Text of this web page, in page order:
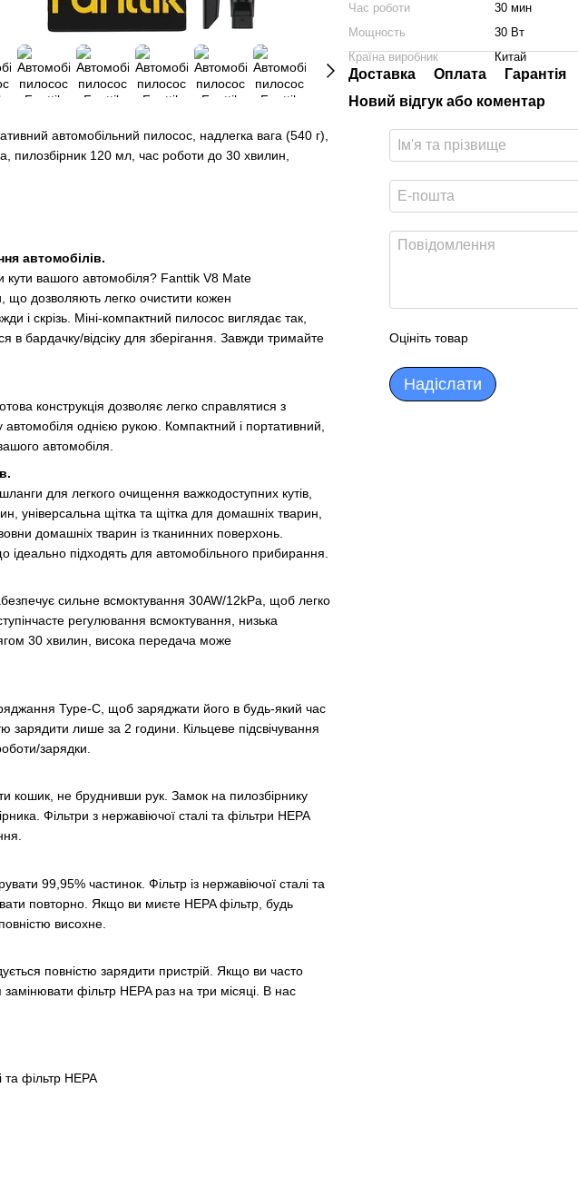
автомобільний пилосос, надлегка вага (540 г),
пилозбірник 120 мл, час роботи до 30 хвилин,
автомобілів.
кути вашого автомобіля? Fanttik V8 Mate
що дозволяють легко очистити кожен
і скрізь. Міні-компактний пилосос виглядає так,
в бардачку/відсіку для зберігання. Завжди тримайте
конструкція дозволяє легко справлятися з
однією рукою. Компактний і портативний,
автомобіля.
для легкого очищення важкодоступних кутів,
універсальна щітка та щітка для домашніх тварин,
домашніх тварин із тканинних поверхонь.
ідеально підходять для автомобільного прибирання.
сильне всмоктування 30AW/12kPa, щоб легко
регулювання всмоктування, низька
30 хвилин, висока передача може
Type-C, щоб заряджати його в будь-який час
зарядити лише за 2 години. Кільцеве підсвічування
зарядки.
кошик, не бруднивши рук. Замок на пилозбірнику
Фільтри з нержавіючої сталі та фільтри HEPA
99,95% частинок. Фільтр із нержавіючої сталі та
повторно. Якщо ви миєте HEPA фільтр, будь
висохне.
повністю зарядити пристрій. Якщо ви часто
фільтр HEPA раз на три місяці. В нас
та фільтр HEPA
Час роботи
30 мин
Мощность
30 Вт
Країна виробник
Китай
Доставка Оплата Гарантія
Новий відгук або коментар
Оцініть товар
Надіслати